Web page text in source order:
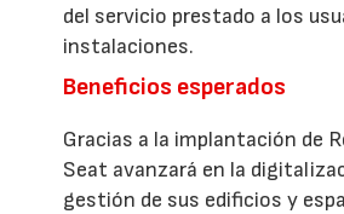
del servicio prestado a los
instalaciones.
Beneficios esperados
Gracias a la implantación de
Seat avanzará en la
gestión de sus edificios y